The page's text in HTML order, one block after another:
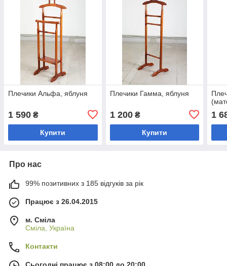
Плечики Альфа, яблуня
1 590 ₴
Купити
Плечики Гамма, яблуня
1 200₴
Купити
1
Про нас
99% позитивних з 185 відгуків за рік
Працює з 26.04.2015
м. Сміла
Сміла, Україна
Контакти